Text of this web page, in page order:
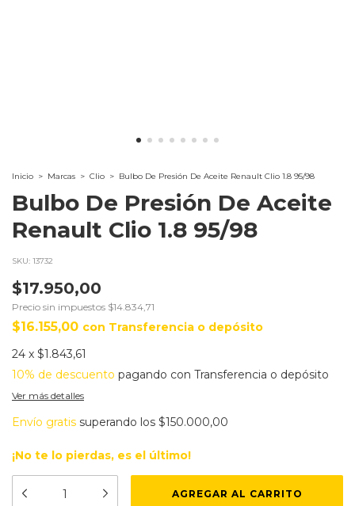
Inicio > Marcas > Clio > Bulbo De Presión De Aceite Renault Clio 1.8 95/98
Bulbo De Presión De Aceite
Renault Clio 1.8 95/98
SKU: 13732
$17.950,00
Precio sin impuestos $14.834,71
$16.155,00 con Transferencia o depósito
24 x $1.843,61
10% de descuento pagando con Transferencia o depósito
Ver más detalles
Envío gratis superando los $150.000,00
¡No te lo pierdas, es el último!